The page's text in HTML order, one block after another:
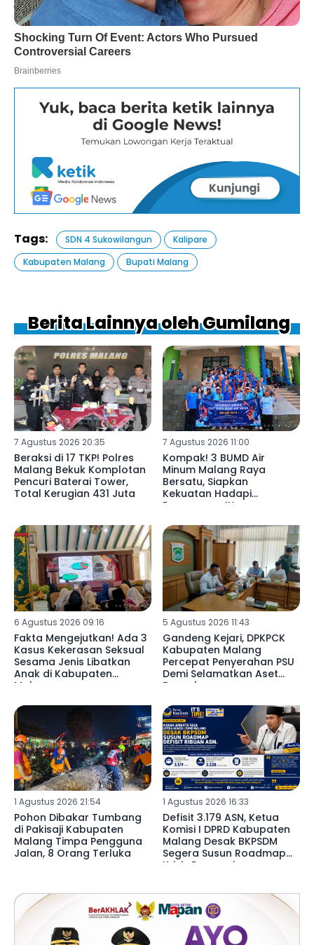
Tags: SDN 4 Sukowilangun
Kalipare
Kabupaten Malang
Bupati Malang
Berita Lainnya oleh Gumilang
7 Agustus 2026 20:35
Beraksi di 17 TKP! Polres
Malang Bekuk Komplotan
Pencuri Baterai Tower,
Total Kerugian 431 Juta ‎
7 Agustus 2026 11:00
Kompak! 3 BUMD Air
Minum Malang Raya
Bersatu, Siapkan
Kekuatan Hadapi
Porpamnas IX
6 Agustus 2026 09:16
Fakta Mengejutkan! Ada 3
Kasus Kekerasan Seksual
Sesama Jenis Libatkan
Anak di Kabupaten
Malang ‎
5 Agustus 2026 11:43
Gandeng Kejari, DPKPCK
Kabupaten Malang
Percepat Penyerahan PSU
Demi Selamatkan Aset
Daerah ‎
1 Agustus 2026 21:54
Pohon Dibakar Tumbang
di Pakisaji Kabupaten
Malang Timpa Pengguna
Jalan, 8 Orang Terluka
1 Agustus 2026 16:33
Defisit 3.179 ASN, Ketua
Komisi I DPRD Kabupaten
Malang Desak BKPSDM
Segera Susun Roadmap
Krisis Pegawai ‎